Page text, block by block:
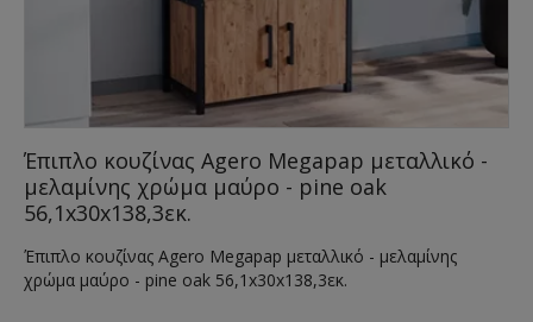
Έπιπλο κουζίνας Agero Megapap μεταλλικό -
μελαμίνης χρώμα μαύρο - pine oak
56,1x30x138,3εκ.
Έπιπλο κουζίνας Agero Megapap μεταλλικό - μελαμίνης
χρώμα μαύρο - pine oak 56,1x30x138,3εκ.